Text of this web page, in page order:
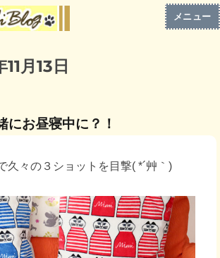
メニュー
月13日
にお昼寝中に？！
久々の３ショットを目撃( *´艸｀)